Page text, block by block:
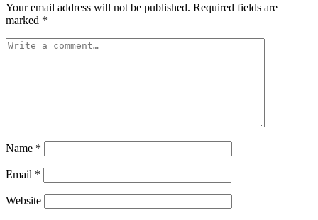
Your email address will not be published. Required fields are
marked *
Name *
Email *
Website